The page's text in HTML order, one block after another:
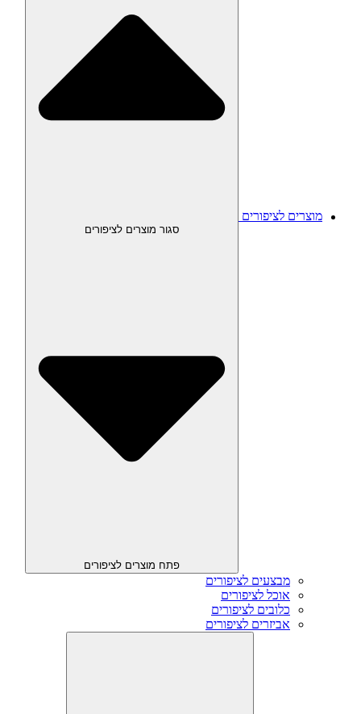
מוצרים לציפורים
סגור מוצרים לציפורים
פתח מוצרים לציפורים
מבצעים לציפורים
אוכל לציפורים
כלובים לציפורים
אביזרים לציפורים